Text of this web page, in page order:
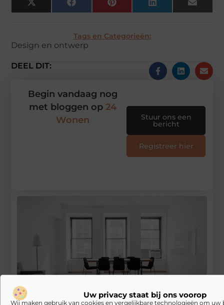
Uw privacy staat bij ons voorop
Wij maken gebruik van cookies en vergelijkbare technologieën om uw
X
(Twitter)
FacebookPinterestLinkedIn Email
Tags en Categorieën:
Design en ontwerp
DEEL DIT:
Begin vandaag nog
met bloggen op 24
Wonen
Stuur ons een
bericht
Registreer hier